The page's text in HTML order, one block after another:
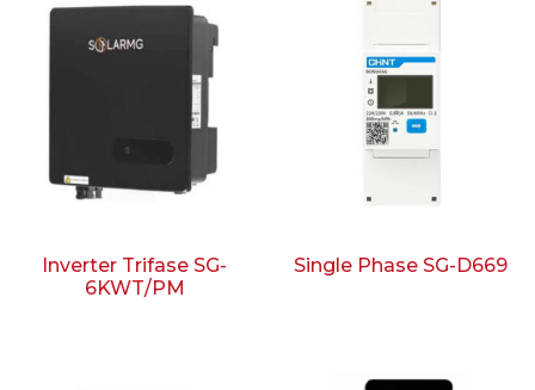
Inverter Trifase SG-
6KWT/PM
Single Phase SG-D669